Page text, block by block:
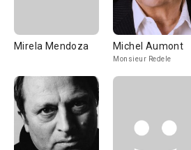
Mirela Mendoza Michel Aumont
Monsieur Redele